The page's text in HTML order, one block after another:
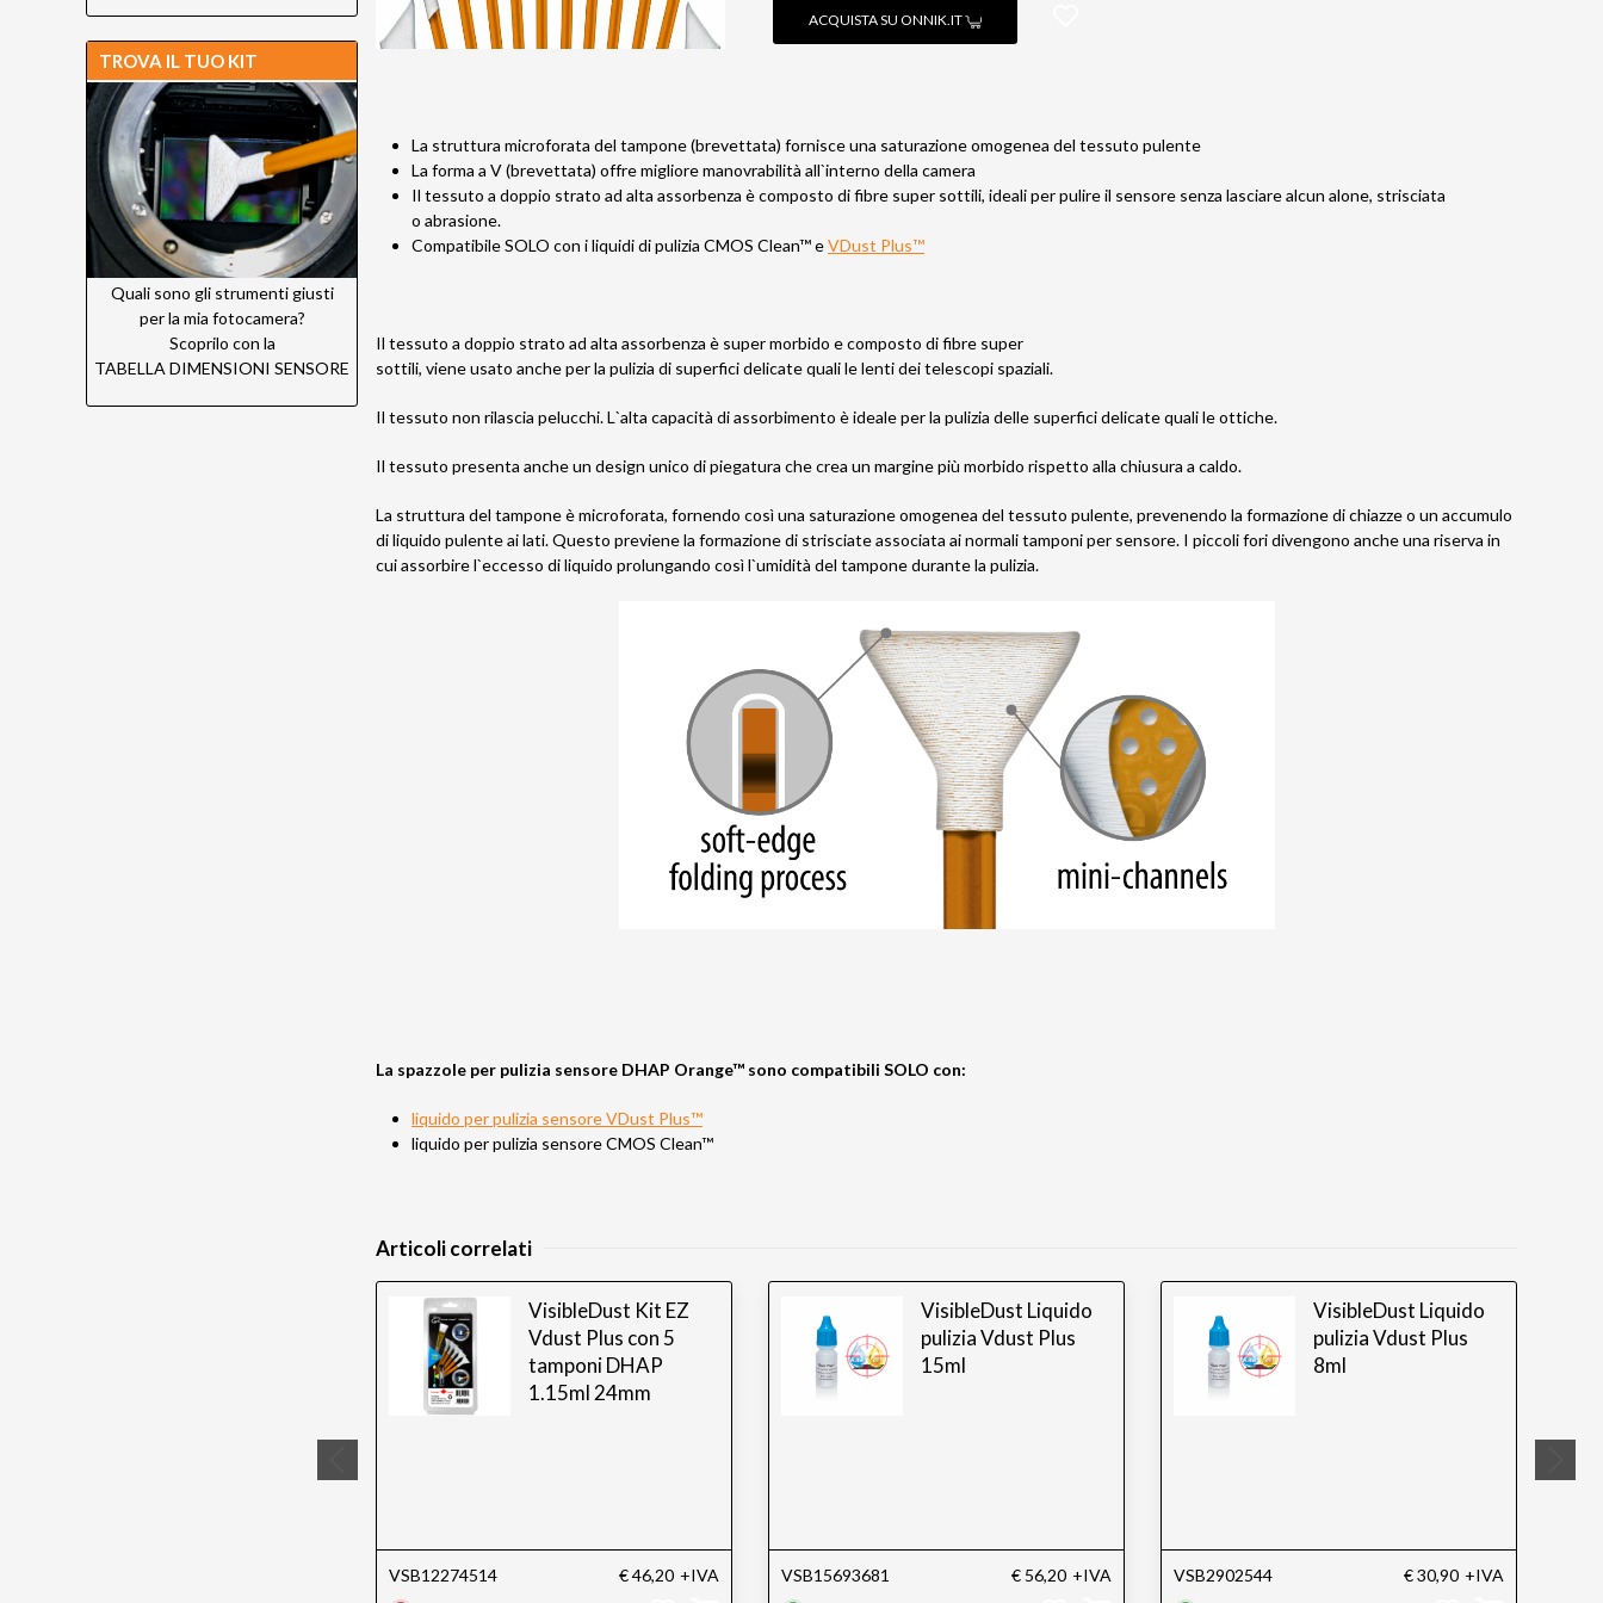
ACQUISTA SU ONNIK.IT
La struttura microforata del tampone (brevettata) fornisce una saturazione omogenea del tessuto pulente
La forma a V (brevettata) offre migliore manovrabilità all`interno della camera
Il tessuto a doppio strato ad alta assorbenza è composto di fibre super sottili, ideali per pulire il sensore senza lasciare alcun alone, strisciata
o abrasione.
Compatibile SOLO con i liquidi di pulizia CMOS Clean™ eVDust Plus™
Il tessuto a doppio strato ad alta assorbenza è super morbido e composto di fibre super
sottili, viene usato anche per la pulizia di superfici delicate quali le lenti dei telescopi spaziali.
Il tessuto non rilascia pelucchi. L`alta capacità di assorbimento è ideale per la pulizia delle superfici delicate quali le ottiche.
Il tessuto presenta anche un design unico di piegatura che crea un margine più morbido rispetto alla chiusura a caldo.
La struttura del tampone è microforata, fornendo così una saturazione omogenea del tessuto pulente, prevenendo la formazione di chiazze o un accumulo
di liquido pulente ai lati. Questo previene la formazione di strisciate associata ai normali tamponi per sensore. I piccoli fori divengono anche una riserva in
cui assorbire l`eccesso di liquido prolungando così l`umidità del tampone durante la pulizia.
La spazzole per pulizia sensore DHAP Orange™ sono compatibili SOLO con:
liquido per pulizia sensore VDust Plus™
liquido per pulizia sensore CMOS Clean™
Articoli correlati
VisibleDust Kit EZ
Vdust Plus con 5
tamponi DHAP
1.15ml 24mm
VSB12274514 € 46,20 +IVA
VisibleDust Liquido
pulizia Vdust Plus
15ml
VSB15693681 € 56,20 +IVA
VisibleDust Liquido
pulizia Vdust Plus
8ml
VSB2902544 € 30,90 +IVA
TROVA IL TUO KIT
Quali sono gli strumenti giusti
per la mia fotocamera?
Scoprilo con la
TABELLA DIMENSIONI SENSORE